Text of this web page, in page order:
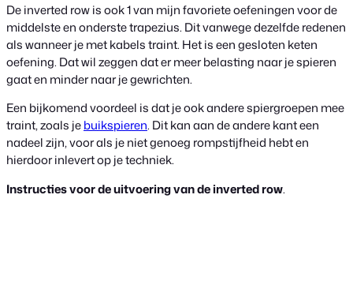
De inverted row is ook 1 van mijn favoriete oefeningen voor de
middelste en onderste trapezius. Dit vanwege dezelfde redenen
als wanneer je met kabels traint. Het is een gesloten keten
oefening. Dat wil zeggen dat er meer belasting naar je spieren
gaat en minder naar je gewrichten.
Een bijkomend voordeel is dat je ook andere spiergroepen mee
traint, zoals jebuikspieren. Dit kan aan de andere kant een
nadeel zijn, voor als je niet genoeg rompstijfheid hebt en
hierdoor inlevert op je techniek.
Instructies voor de uitvoering van de inverted row.